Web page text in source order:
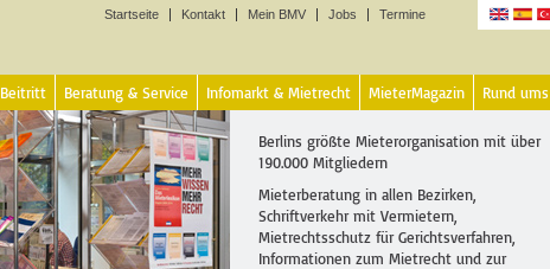
Startseite Kontakt Mein BMV Jobs Termine
Beitritt Beratung & Service Infomarkt & Mietrecht MieterMagazin Rund
Berlins größte Mieterorganisation mit über
190.000 Mitgliedern
Mieterberatung in allen Bezirken,
Schriftverkehr mit Vermietern,
Mietrechtsschutz für Gerichtsverfahren,
Informationen zum Mietrecht und zur